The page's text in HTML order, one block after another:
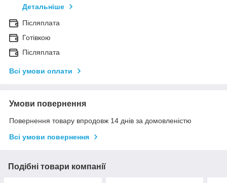
Детальніше
Післяплата
Готівкою
Післяплата
Всі умови оплати
Умови повернення
Повернення товару впродовж 14 днів за домовленістю
Всі умови повернення
Подібні товари компанії